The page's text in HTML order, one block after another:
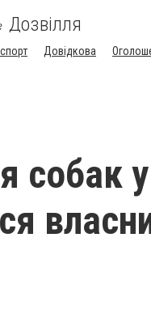
Дозвілля
Довідкова
собак у